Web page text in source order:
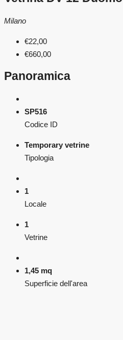
Milano
€22,00
€660,00
Panoramica
SP516
Codice ID
Temporary vetrine
Tipologia
1
Locale
1
Vetrine
1,45 mq
Superficie dell'area